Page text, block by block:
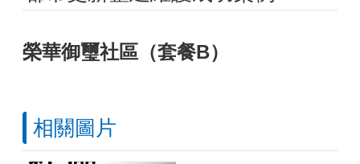
榮華御璽社區（套餐B）
相關圖片